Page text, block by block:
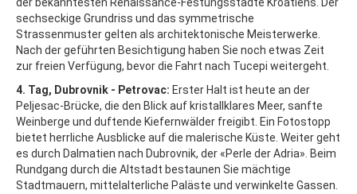
der bekanntesten Renaissance-Festungsstädte Kroatiens. Der
sechseckige Grundriss und das symmetrische
Strassenmuster gelten als architektonische Meisterwerke.
Nach der geführten Besichtigung haben Sie noch etwas Zeit
zur freien Verfügung, bevor die Fahrt nach Tucepi weitergeht.
4. Tag, Dubrovnik - Petrovac: Erster Halt ist heute an der
Peljesac-Brücke, die den Blick auf kristallklares Meer, sanfte
Weinberge und duftende Kiefernwälder freigibt. Ein Fotostopp
bietet herrliche Ausblicke auf die malerische Küste. Weiter geht
es durch Dalmatien nach Dubrovnik, der «Perle der Adria». Beim
Rundgang durch die Altstadt bestaunen Sie mächtige
Stadtmauern, mittelalterliche Paläste und verwinkelte Gassen.